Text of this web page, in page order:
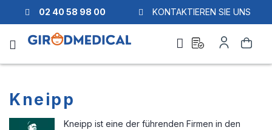
02 40 58 98 00 KONTAKTIEREN SIE UNS
Suche
quote
Konto
Kneipp
Kneipp ist eine der führenden Firmen in den